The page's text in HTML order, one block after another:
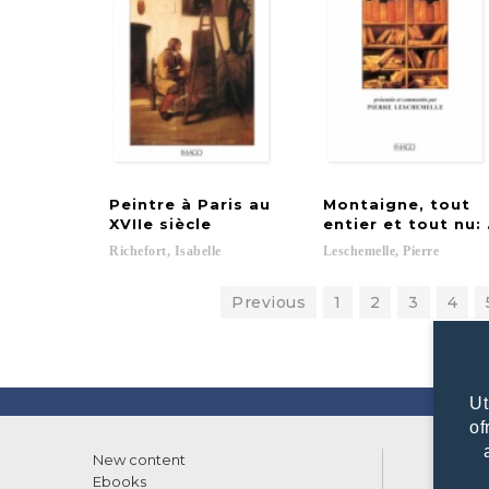
Peintre à Paris au
XVIIe siècle
Richefort, Isabelle
Montaigne, tout
entier et tout nu:
Leschemelle, Pierre
Previous 1 2 3 4
New content
Ebooks
List